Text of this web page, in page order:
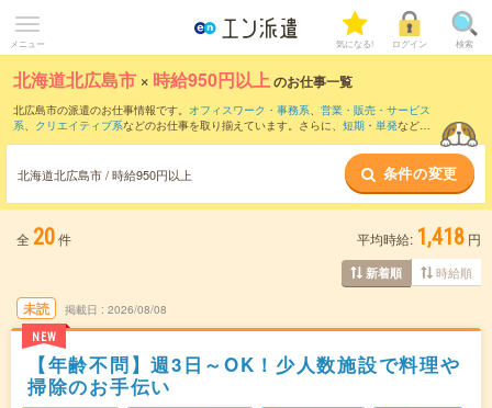
メニュー 気になる! ログイン 検索
北海道北広島市 × 時給950円以上のお仕事一覧
北広島市の派遣のお仕事情報です。 オフィスワーク・事務系、 営業・販売・サービス
系、 クリエイティブ系などのお仕事を取り揃えています。さらに、 短期 ・ 単発などの
時給1100円以上・ 1800円以上の求人はこちら
当サイトでは法令を遵守し、最低賃金以上の求人のみを掲載しています。
北海道北広島市 / 時給950円以上 条件の変更
全 20件 平均時給: 1,418 円
新着順 時給順
未読
NEW
掲載日 2026/08/08
【年齢不問】週3日～OK！少人数施設で料理や
掃除のお手伝い